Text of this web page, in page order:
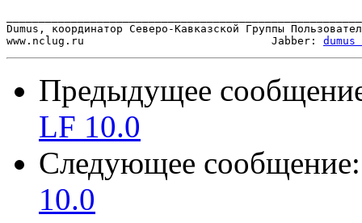
Dumus, координатор Северо-Кавказской Группы
www.nclug.ru                             Jabber:
Предыдущее
LF 10.0
Следующее
10.0